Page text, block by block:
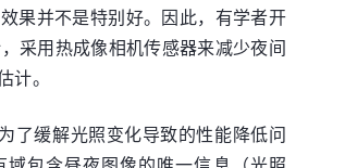
果并不是特别好。因此，有学者开
采用热成像相机传感器来减少夜间
。
了缓解光照变化导致的性能降低问